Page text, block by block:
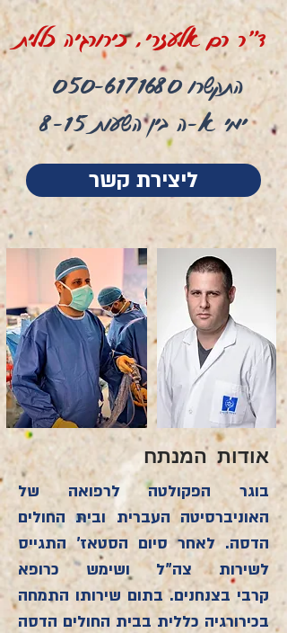
ד"ר רם אלעזרי, כירורגיה כללית
התקשרו050-6171680
ימי א-ה בין השעות 8-15
ליצירת קשר
אודות המנתח
בוגר הפקולטה לרפואה של
האוניברסיטה העברית ובית החולים
הדסה. לאחר סיום הסטאז' התגייס
לשירות צה"ל ושימש כרופא
קרבי בצנחנים. בתום שירותו התמחה
בכירורגיה כללית בבית החולים הדסה